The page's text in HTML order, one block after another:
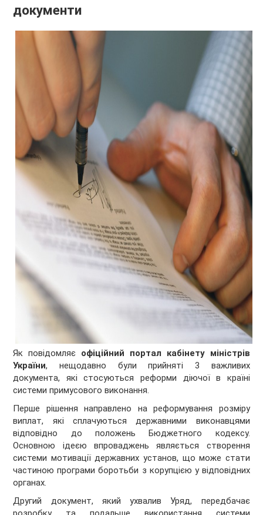
документи
Як повідомляє офіційний портал кабінету міністрів
України, нещодавно були прийняті 3 важливих
документа, які стосуються реформи діючої в країні
системи примусового виконання.
Перше рішення направлено на реформування розміру
виплат, які сплачуються державними виконавцями
відповідно до положень Бюджетного кодексу.
Основною ідеєю впроваджень являється створення
системи мотивації державних установ, що може стати
частиною програми боротьби з корупцією у відповідних
органах.
Другий документ, який ухвалив Уряд, передбачає